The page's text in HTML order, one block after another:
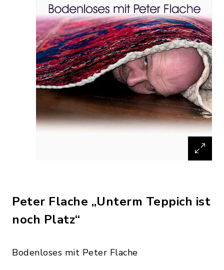
Peter Flache „Unterm Teppich ist
noch Platz“
Bodenloses mit Peter Flache